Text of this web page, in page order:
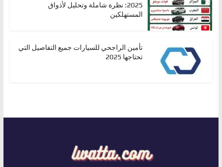
2025: نظرة شاملة وتحليل لأذواق
المستهلكين
تأمين الراجحي للسيارات جميع التفاصيل التي
تحتاجها 2025